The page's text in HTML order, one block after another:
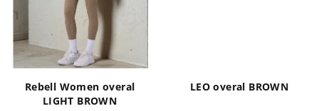
Rebell Women overal
LIGHT BROWN
LEO overal BROWN